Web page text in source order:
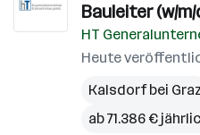
Bauleiter (w/m/
HT
Heute
Kalsdorf bei Graz
ab 71.386 €